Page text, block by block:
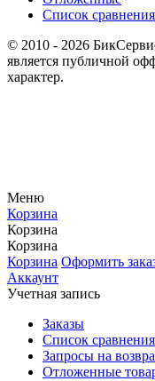
Список сравнения
© 2010 - 2026
является публичной
характер.
Меню
Корзина
Корзина
Корзина
Корзина Оформить
Аккаунт
Учетная запись
Заказы
Список сравнения
Запросы на
Отложенные